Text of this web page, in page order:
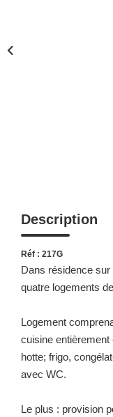
Description
Réf : 217G
Dans résidence
quatre logements
Logement
cuisine entièrement
hotte; frigo,
avec WC.
Le plus : provision